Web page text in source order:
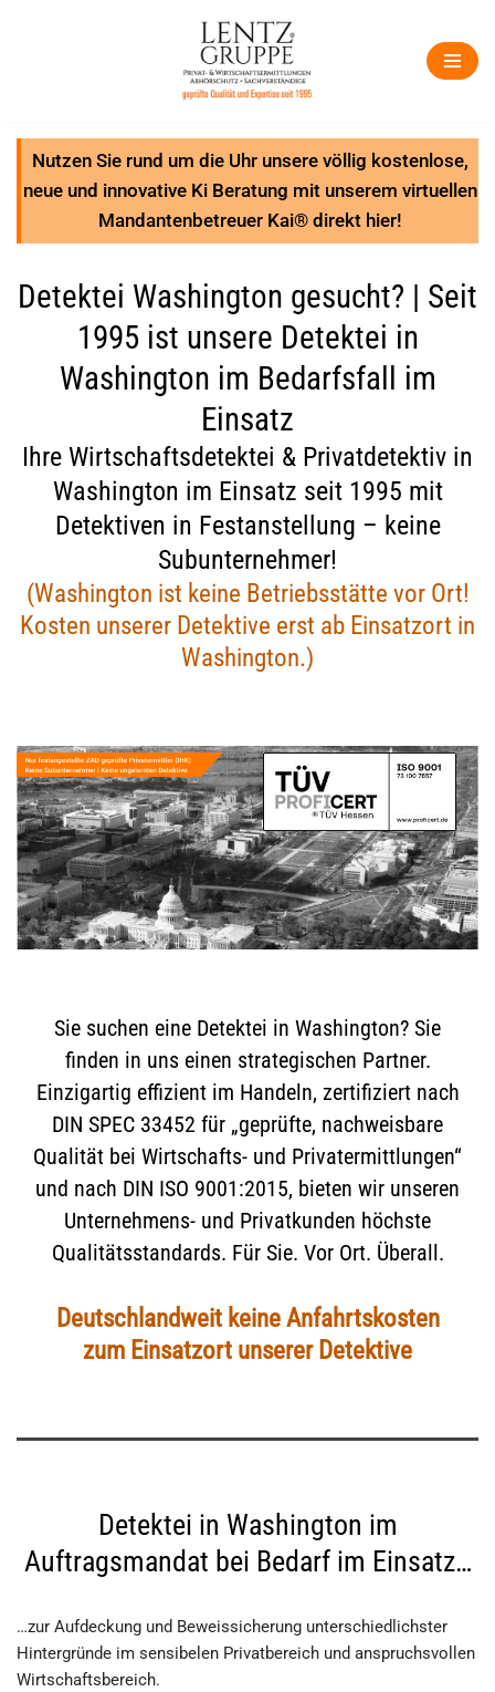
Nutzen Sie rund um die Uhr unsere völlig kostenlose,
neue und innovative Ki Beratung mit unserem virtuellen
Mandantenbetreuer Kai® direkt hier!
Detektei Washington gesucht? | Seit
1995 ist unsere Detektei in
Washington im Bedarfsfall im
Einsatz
Ihre Wirtschaftsdetektei & Privatdetektiv in
Washington im Einsatz seit 1995 mit
Detektiven in Festanstellung – keine
Subunternehmer!
(Washington ist keine Betriebsstätte vor Ort!
Kosten unserer Detektive erst ab Einsatzort in
Washington.)
Sie suchen eine Detektei in Washington? Sie
finden in uns einen strategischen Partner.
Einzigartig effizient im Handeln, zertifiziert nach
DIN SPEC 33452 für „geprüfte, nachweisbare
Qualität bei Wirtschafts- und Privatermittlungen“
und nach DIN ISO 9001:2015, bieten wir unseren
Unternehmens- und Privatkunden höchste
Qualitätsstandards. Für Sie. Vor Ort. Überall.
Deutschlandweit keine Anfahrtskosten
zum Einsatzort unserer Detektive
Detektei in Washington im
Auftragsmandat bei Bedarf im Einsatz…
…zur Aufdeckung und Beweissicherung unterschiedlichster
Hintergründe im sensibelen Privatbereich und anspruchsvollen
Wirtschaftsbereich.